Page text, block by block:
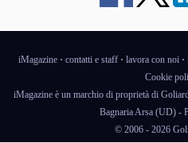
iMagazine · contatti e staff · lavora con noi ·
Cookie
iMagazine è un marchio di proprietà di
Bagnaria Arsa (UD) -
© 2006 - 2026